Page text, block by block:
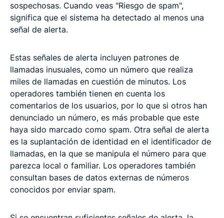
sospechosas. Cuando veas "Riesgo de spam",
significa que el sistema ha detectado al menos una
señal de alerta.
Estas señales de alerta incluyen patrones de
llamadas inusuales, como un número que realiza
miles de llamadas en cuestión de minutos. Los
operadores también tienen en cuenta los
comentarios de los usuarios, por lo que si otros han
denunciado un número, es más probable que este
haya sido marcado como spam. Otra señal de alerta
es la suplantación de identidad en el identificador de
llamadas, en la que se manipula el número para que
parezca local o familiar. Los operadores también
consultan bases de datos externas de números
conocidos por enviar spam.